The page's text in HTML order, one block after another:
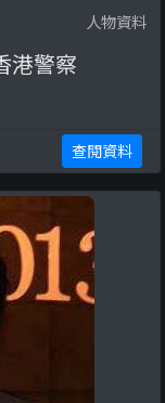
人物資料
港警察
查閱資料